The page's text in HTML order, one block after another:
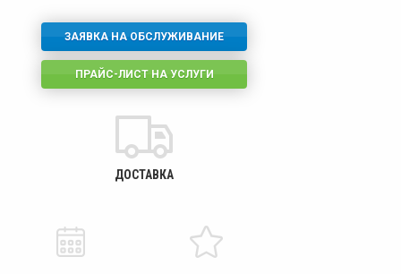
ЗАЯВКА НА ОБСЛУЖИВАНИЕ
ПРАЙС-ЛИСТ НА УСЛУГИ
ДОСТАВКА